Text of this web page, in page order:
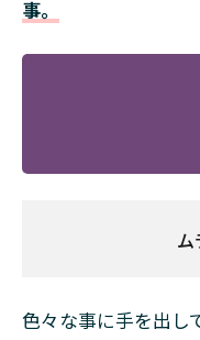
事。
ム
色々な事に手を出